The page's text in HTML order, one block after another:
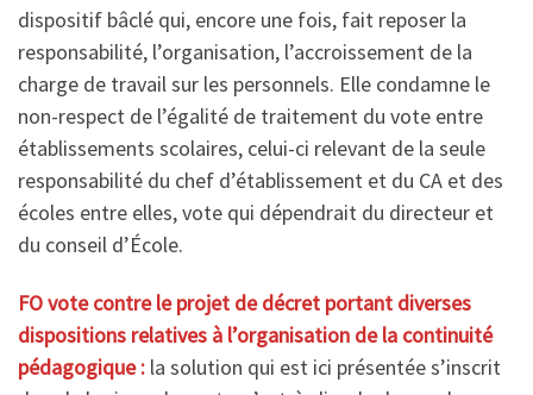
dispositif bâclé qui, encore une fois, fait reposer la
responsabilité, l’organisation, l’accroissement de la
charge de travail sur les personnels. Elle condamne le
non-respect de l’égalité de traitement du vote entre
établissements scolaires, celui-ci relevant de la seule
responsabilité du chef d’établissement et du CA et des
écoles entre elles, vote qui dépendrait du directeur et
du conseil d’École.
FO vote contre le projet de décret portant diverses
dispositions relatives à l’organisation de la continuité
pédagogique : la solution qui est ici présentée s’inscrit